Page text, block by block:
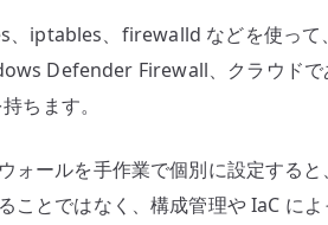
iptables、firewalld などを使って
Defender Firewall、クラウド
ちます。
ォールを手作業で個別に設定する
ことではなく、構成管理や IaC に